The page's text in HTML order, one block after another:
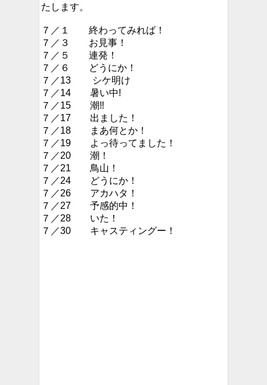
たします。
７／１ 終わってみれば！
７／３ お見事！
７／５ 連発！
７／６ どうにか！
７／13 シケ明け
７／14 暑い中!
７／15 潮‼︎
７／17 出ました！
７／18 まあ何とか！
７／19 よっ待ってました！
７／20 潮！
７／21 鳥山！
７／24 どうにか！
７／26 アカハタ！
７／27 予感的中！
７／28 いた！
７／30 キャスティングー！